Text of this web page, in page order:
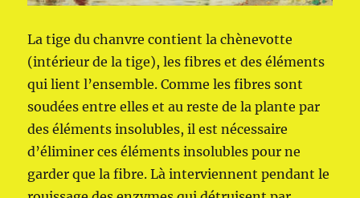
La tige du chanvre contient la chènevotte
(intérieur de la tige), les fibres et des éléments
qui lient l’ensemble. Comme les fibres sont
soudées entre elles et au reste de la plante par
des éléments insolubles, il est nécessaire
d’éliminer ces éléments insolubles pour ne
garder que la fibre. Là interviennent pendant le